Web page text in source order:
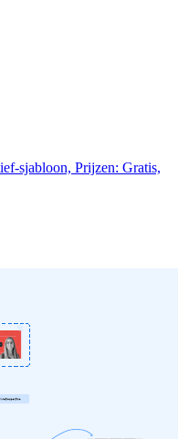
sjabloon, Prijzen: Gratis,